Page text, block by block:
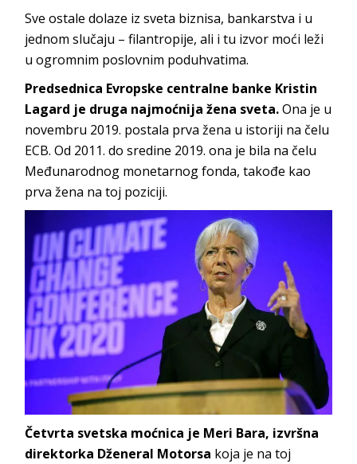
Sve ostale dolaze iz sveta biznisa, bankarstva i u
jednom slučaju – filantropije, ali i tu izvor moći leži
u ogromnim poslovnim poduhvatima.
Predsednica Evropske centralne banke Kristin
Lagard je druga najmoćnija žena sveta.Ona je u
novembru 2019. postala prva žena u istoriji na čelu
ECB. Od 2011. do sredine 2019. ona je bila na čelu
Međunarodnog monetarnog fonda, takođe kao
prva žena na toj poziciji.
Četvrta svetska moćnica je Meri Bara, izvršna
direktorka Dženeral Motorsa koja je na toj